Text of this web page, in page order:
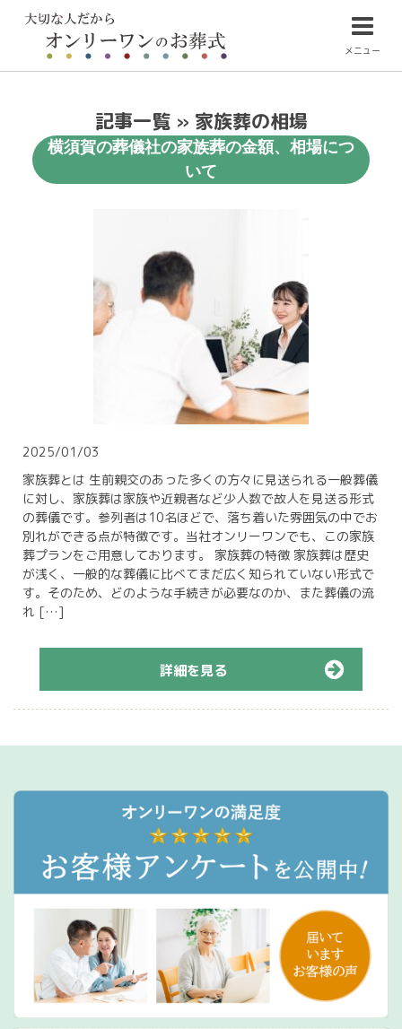
メニュー
記事一覧 » 家族葬の相場
横須賀の葬儀社の家族葬の金額、相場につ
いて
2025/01/03
家族葬とは 生前親交のあった多くの方々に見送られる一般葬儀
に対し、家族葬は家族や近親者など少人数で故人を見送る形式
の葬儀です。参列者は10名ほどで、落ち着いた雰囲気の中でお
別れができる点が特徴です。当社オンリーワンでも、この家族
葬プランをご用意しております。 家族葬の特徴 家族葬は歴史
が浅く、一般的な葬儀に比べてまだ広く知られていない形式で
す。そのため、どのような手続きが必要なのか、また葬儀の流
れ […]
詳細を見る